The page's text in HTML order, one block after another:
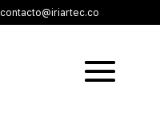
contacto@iriartec.co